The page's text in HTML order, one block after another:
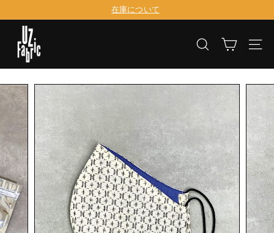
ン
動
ス
シ
時
停
止
す
る
在庫について
Z
a
b
r
i
c
検索 サイ